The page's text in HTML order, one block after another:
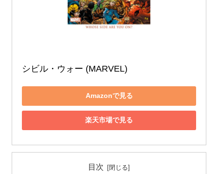
シビル・ウォー (MARVEL)
Amazonで見る
楽天市場で見る
目次